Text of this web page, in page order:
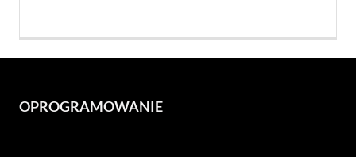
OPROGRAMOWANIE